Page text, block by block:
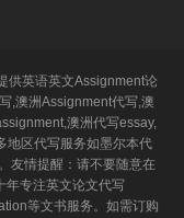
供英语英文Assignment论
,澳洲Assignment代写,澳
澳洲代写essay,
地区代写服务如墨尔本代
友情提醒：请不要随意在
年专注英文论文代写
等文书服务。如需订购